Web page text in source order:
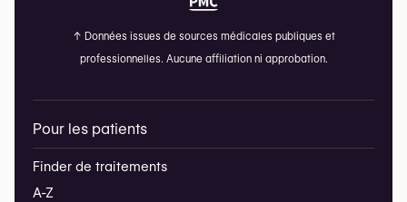
↑ Données issues de sources médicales publiques et
professionnelles. Aucune affiliation ni approbation.
Pour les patients
Finder de traitements
A-Z